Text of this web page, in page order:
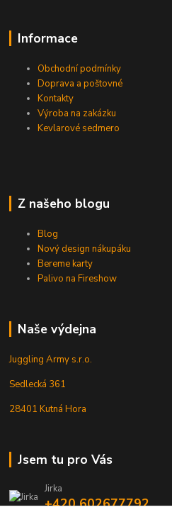
Informace
Obchodní podmínky
Doprava a poštovné
Kontakty
Výroba na zakázku
Kevlarové sedmero
Z našeho blogu
Blog
Nový design nákupáku
Bereme karty
Palivo na Fireshow
Naše výdejna
Juggling Army s.r.o.
Sedlecká 361
28401 Kutná Hora
Jsem tu pro Vás
Jirka
+420 602677792